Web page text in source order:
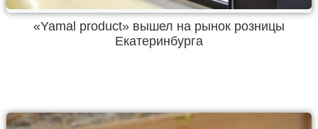
«Yamal product» вышел на рынок розницы
Екатеринбурга